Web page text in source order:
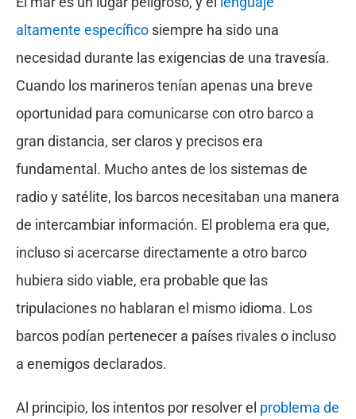
altamente específicosiempre ha sido una
necesidad durante las exigencias de una travesía.
Cuando los marineros tenían apenas una breve
oportunidad para comunicarse con otro barco a
gran distancia, ser claros y precisos era
fundamental. Mucho antes de los sistemas de
radio y satélite, los barcos necesitaban una manera
de intercambiar información. El problema era que,
incluso si acercarse directamente a otro barco
hubiera sido viable, era probable que las
tripulaciones no hablaran el mismo idioma. Los
barcos podían pertenecer a países rivales o incluso
a enemigos declarados.
Al principio, los intentos por resolver el problema de